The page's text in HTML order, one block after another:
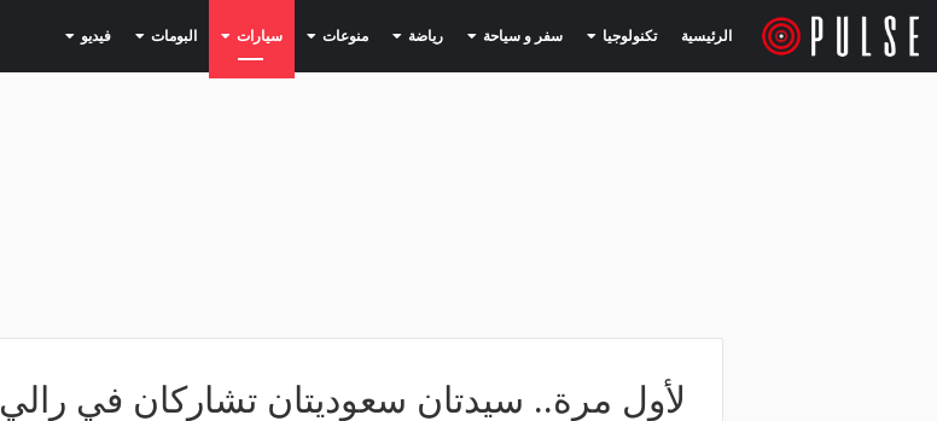
الرئيسية تكنولوجيا (current) سفر و سياحة (current) رياضة (current) منوعات (current) سيارات (current) البومات (current) فيديو (current)
لأول مرة.. سيدتان سعوديتان تشاركان في رالي